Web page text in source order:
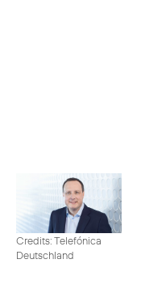
Credits: Telefónica
Deutschland